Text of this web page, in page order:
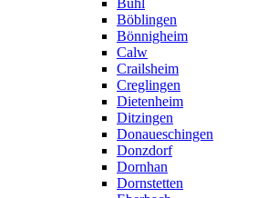
Bühl
Böblingen
Bönnigheim
Calw
Crailsheim
Creglingen
Dietenheim
Ditzingen
Donaueschingen
Donzdorf
Dornhan
Dornstetten